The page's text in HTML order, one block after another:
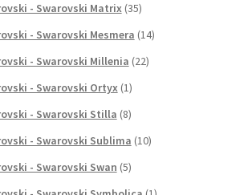
- Swarovski Matrix (35)
- Swarovski Mesmera (14)
- Swarovski Millenia (22)
- Swarovski Ortyx (1)
- Swarovski Stilla (8)
- Swarovski Sublima (10)
- Swarovski Swan (5)